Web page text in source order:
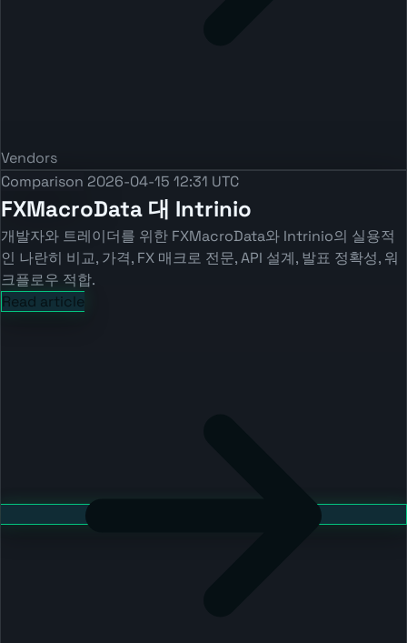
Vendors
Comparison 2026-04-15 12:31 UTC
FXMacroData 대 Intrinio
개발자와 트레이더를 위한 FXMacroData와 Intrinio의 실용적
인 나란히 비교, 가격, FX 매크로 전문, API 설계, 발표 정확성, 워
크플로우 적합.
Read article